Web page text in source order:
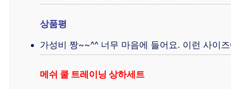
상품평
가성비 짱~~^^ 너무 마음에 들어요. 이런 사이
메쉬 쿨 트레이닝 상하세트